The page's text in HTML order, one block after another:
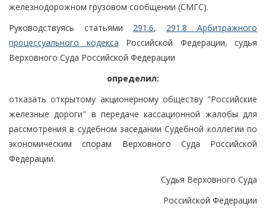
железнодорожном грузовом сообщении (СМГС).
Руководствуясь статьями 291.6, 291.8 Арбитражного
процессуального кодекса Российской Федерации, судья
Верховного Суда Российской Федерации
определил:
отказать открытому акционерному обществу "Российские
железные дороги" в передаче кассационной жалобы для
рассмотрения в судебном заседании Судебной коллегии по
экономическим спорам Верховного Суда Российской
Федерации.
Судья Верховного Суда
Российской Федерации